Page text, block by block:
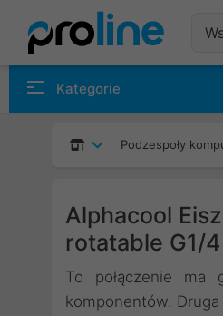
Kategorie
Podzespoły
Alphacool
rotatable G1/
To połączenie
komponentów.